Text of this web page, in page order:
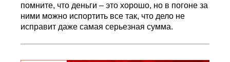
помните, что деньги – это хорошо, но в погоне за
ними можно испортить все так, что дело не
исправит даже самая серьезная сумма.